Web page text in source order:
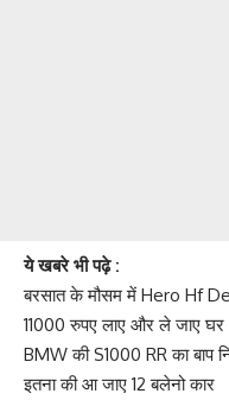
ये खबरे भी पढ़े :
बरसात के मौसम में Hero Hf
11000 रुपए लाए और ले जाए घर
BMW की S1000 RR का बाप
इतना की आ जाए 12 बलेनो कार